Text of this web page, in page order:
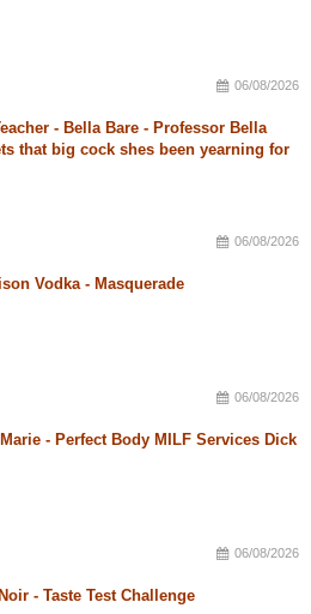
06/08/2026
- Bella Bare - Professor Bella
that big cock shes been yearning for
06/08/2026
Vodka - Masquerade
06/08/2026
- Perfect Body MILF Services Dick
06/08/2026
- Taste Test Challenge